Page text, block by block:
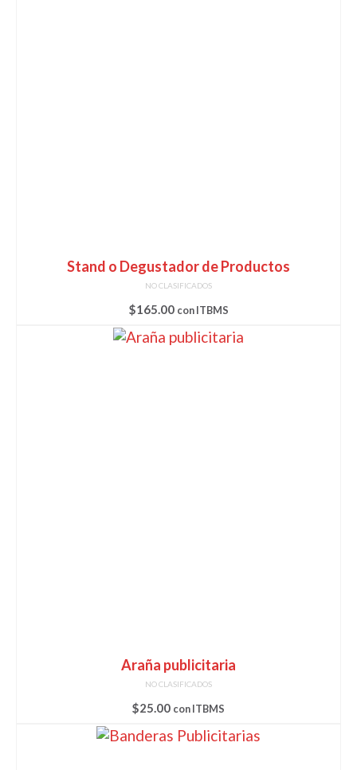
Stand o Degustador de Productos
NO CLASIFICADOS
$165.00 con ITBMS
Araña publicitaria
NO CLASIFICADOS
$25.00 con ITBMS